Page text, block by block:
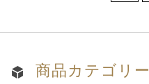
商品カテゴリー